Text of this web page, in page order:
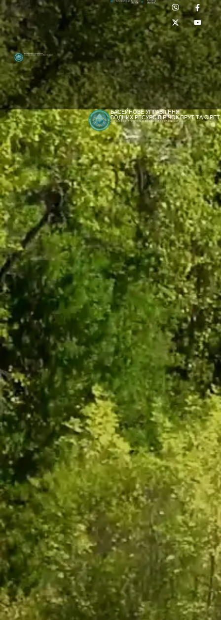
[newyear_garland]
Басейнове управління
водних ресурсів річок Прут та Сірет
Лабораторія:
(0372) 53-92-00
dpbuvr@dpbuvr.gov.uaПриймальня:
(0372) 51-14-56
БАСЕЙНОВЕ УПРАВЛІННЯ
ВОДНИХ РЕСУРСІВ РІЧОК ПРУТ ТА СІРЕТ
ДЕРЖАВНЕ АГЕНТСТВО ВОДНИХ РЕСУРСІВ УКРАЇНИ